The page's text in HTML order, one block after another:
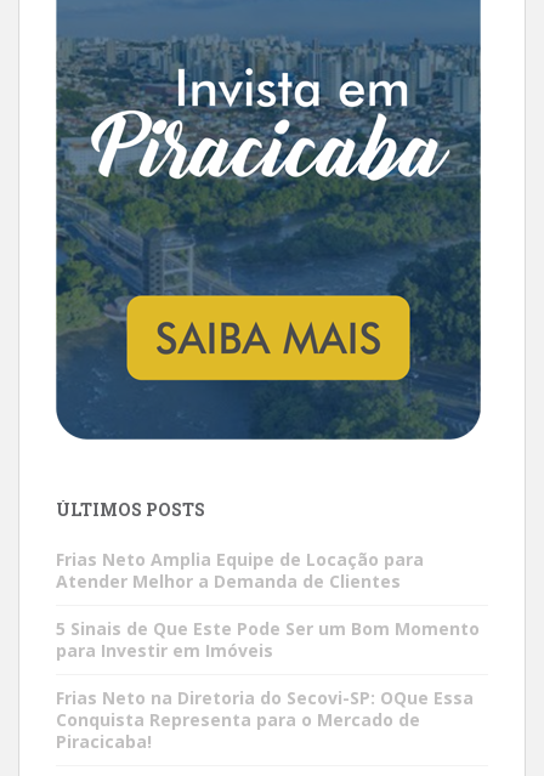
ÚLTIMOS POSTS
Frias Neto Amplia Equipe de Locação para
Atender Melhor a Demanda de Clientes
5 Sinais de Que Este Pode Ser um Bom Momento
para Investir em Imóveis
Frias Neto na Diretoria do Secovi-SP: OQue Essa
Conquista Representa para o Mercado de
Piracicaba!